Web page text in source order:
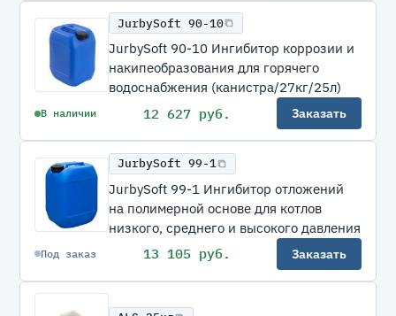
JurbySoft 90-10
JurbySoft 90-10 Ингибитор коррозии и
накипеобразования для горячего
водоснабжения (канистра/27кг/25л)
В наличии 12 627 руб. Заказать
JurbySoft 99-1
JurbySoft 99-1 Ингибитор отложений
на полимерной основе для котлов
низкого, среднего и высокого давления
Под заказ 13 105 руб. Заказать